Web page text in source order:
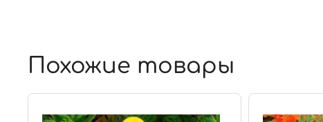
Похожие товары